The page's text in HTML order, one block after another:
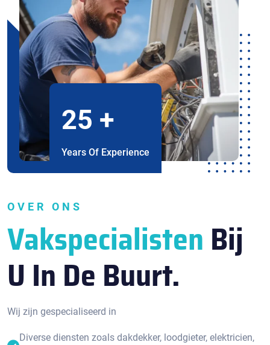
25 +
Years Of Experience
OVER ONS
Vakspecialisten Bij
U In De Buurt.
Wij zijn gespecialiseerd in
Diverse diensten zoals dakdekker, loodgieter, elektricien,